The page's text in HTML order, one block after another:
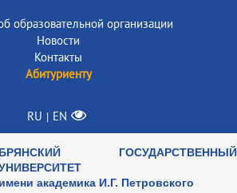
образовательной организации
Новости
Контакты
Абитуриенту
RU | EN
БРЯНСКИЙ ГОСУДАРСТВЕННЫЙ
имени академика И.Г. Петровского